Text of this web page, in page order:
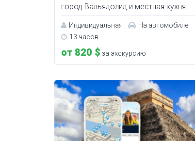
город Вальядолид и местная кухня.
Индивидуальная
На автомобиле
13 часов
от 820 $ за экскурсию